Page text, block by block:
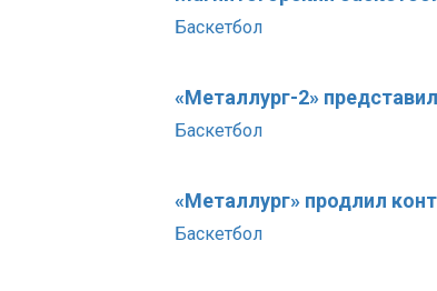
Баскетбол
«Металлург-2»
Баскетбол
«Металлург» продлил
Баскетбол